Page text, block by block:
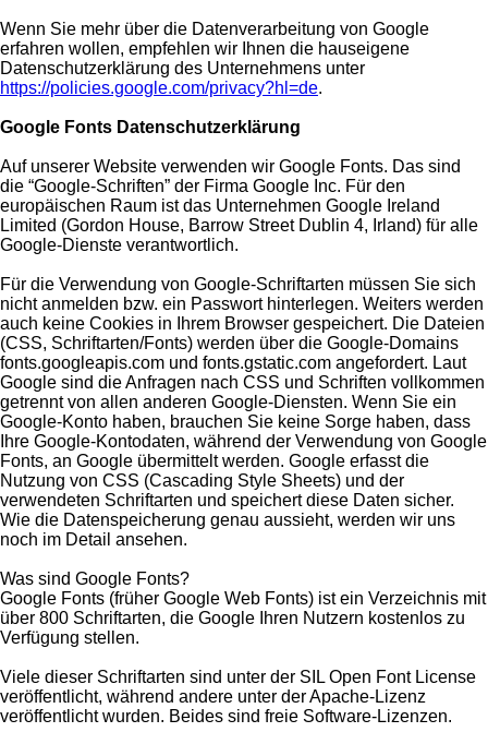
Wenn Sie mehr über die Datenverarbeitung von Google
erfahren wollen, empfehlen wir Ihnen die hauseigene
Datenschutzerklärung des Unternehmens unter
https://policies.google.com/privacy?hl=de.
Google Fonts Datenschutzerklärung
Auf unserer Website verwenden wir Google Fonts. Das sind
die “Google-Schriften” der Firma Google Inc. Für den
europäischen Raum ist das Unternehmen Google Ireland
Limited (Gordon House, Barrow Street Dublin 4, Irland) für alle
Google-Dienste verantwortlich.
Für die Verwendung von Google-Schriftarten müssen Sie sich
nicht anmelden bzw. ein Passwort hinterlegen. Weiters werden
auch keine Cookies in Ihrem Browser gespeichert. Die Dateien
(CSS, Schriftarten/Fonts) werden über die Google-Domains
fonts.googleapis.com und fonts.gstatic.com angefordert. Laut
Google sind die Anfragen nach CSS und Schriften vollkommen
getrennt von allen anderen Google-Diensten. Wenn Sie ein
Google-Konto haben, brauchen Sie keine Sorge haben, dass
Ihre Google-Kontodaten, während der Verwendung von Google
Fonts, an Google übermittelt werden. Google erfasst die
Nutzung von CSS (Cascading Style Sheets) und der
verwendeten Schriftarten und speichert diese Daten sicher.
Wie die Datenspeicherung genau aussieht, werden wir uns
noch im Detail ansehen.
Was sind Google Fonts?
Google Fonts (früher Google Web Fonts) ist ein Verzeichnis mit
über 800 Schriftarten, die Google Ihren Nutzern kostenlos zu
Verfügung stellen.
Viele dieser Schriftarten sind unter der SIL Open Font License
veröffentlicht, während andere unter der Apache-Lizenz
veröffentlicht wurden. Beides sind freie Software-Lizenzen.